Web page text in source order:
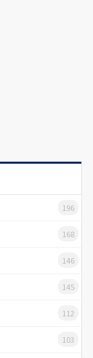
196
168
146
145
112
103